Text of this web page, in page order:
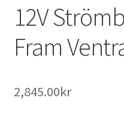
12V
Fram
2,845.00kr